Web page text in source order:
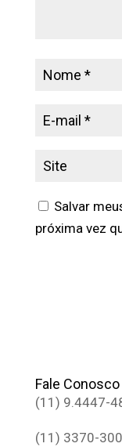
Salvar
próxima vez
Fale Conosco
(11) 9.4447-
(11) 3370-